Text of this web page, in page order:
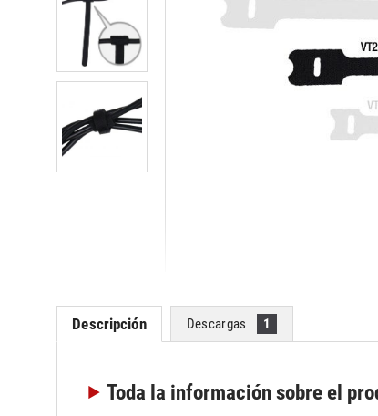
Descripción Descargas 1
Toda la informaciónsobre el